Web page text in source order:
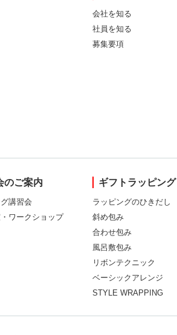
会社を知る
社員を知る
募集要項
のご案内
講習会
ワークショップ
ギフトラッピング
ラッピングのひきだし
斜め包み
合わせ包み
風呂敷包み
リボンテクニック
ベーシックアレンジ
STYLE WRAPPING